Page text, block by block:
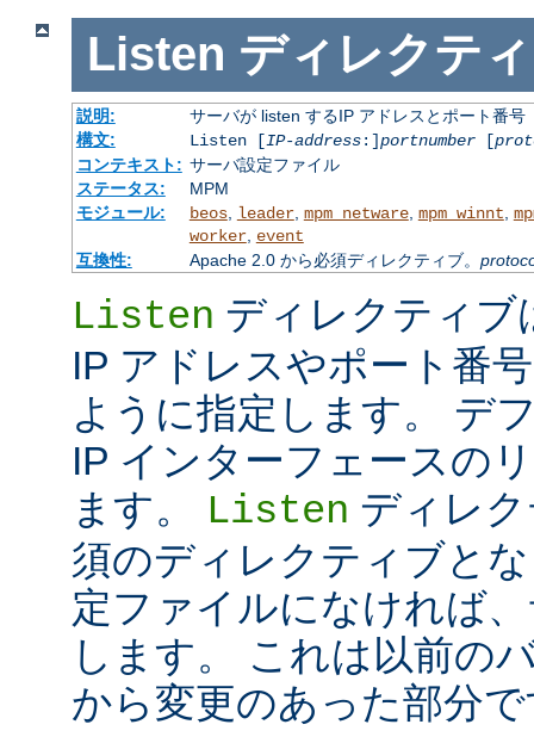
Listen ディレクテ
説明:
サーバが listen するIP アドレスとポート番号
構文:
Listen [IP-address:]portnumber[
コンテキスト: サーバ設定ファイル
ステータス:
MPM
モジュール:
beos, leader, mpm_netware, mpm_winnt
worker, event
互換性:
Apache 2.0 から必須ディレクティブ。
Listen ディレクティブ
IP アドレスやポート番
ように指定します。 デ
IP インターフェースの
ます。
Listen ディレ
須のディレクティブと
定ファイルになければ
します。 これは以前の
から変更のあった部分